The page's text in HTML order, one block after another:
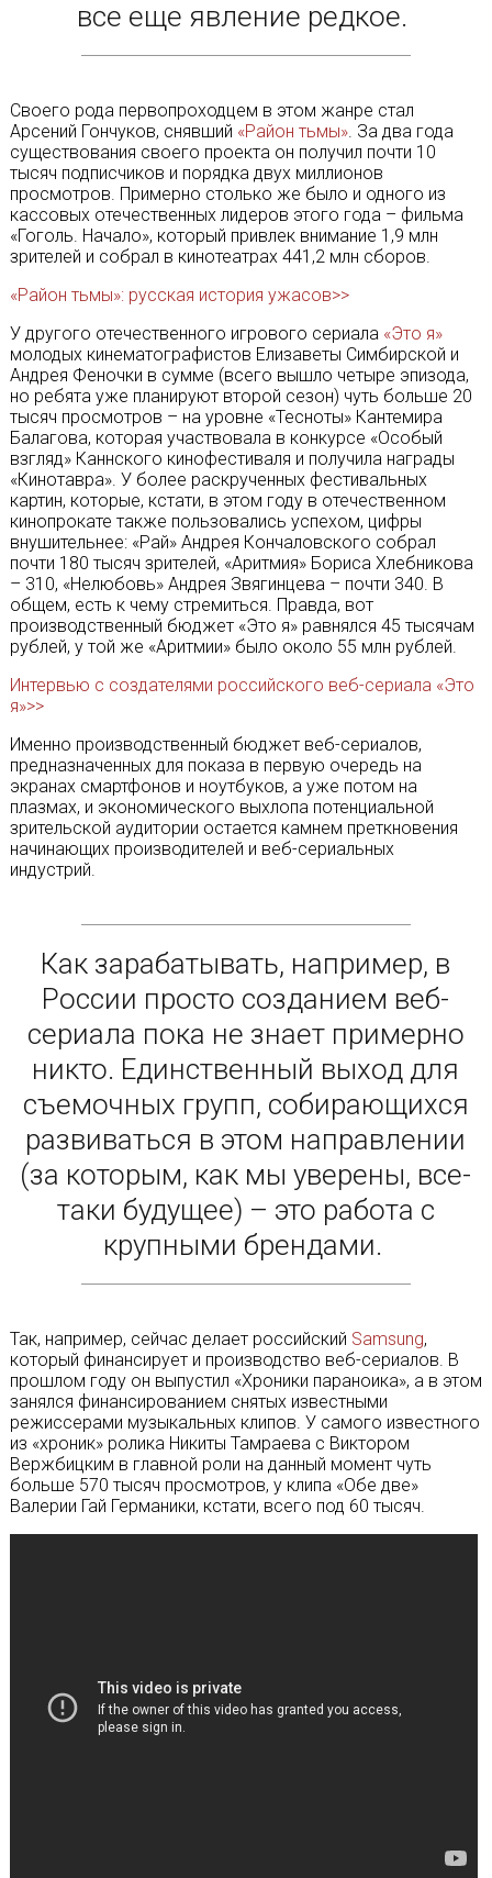
все еще явление редкое.
Своего рода первопроходцем в этом жанре стал
Арсений Гончуков, снявший «Район тьмы». За два года
существования своего проекта он получил почти 10
тысяч подписчиков и порядка двух миллионов
просмотров. Примерно столько же было и одного из
кассовых отечественных лидеров этого года – фильма
«Гоголь. Начало», который привлек внимание 1,9 млн
зрителей и собрал в кинотеатрах 441,2 млн сборов.
«Район тьмы»: русская история ужасов>>
У другого отечественного игрового сериала «Это я»
молодых кинематографистов Елизаветы Симбирской и
Андрея Феночки в сумме (всего вышло четыре эпизода,
но ребята уже планируют второй сезон) чуть больше 20
тысяч просмотров – на уровне «Тесноты» Кантемира
Балагова, которая участвовала в конкурсе «Особый
взгляд» Каннского кинофестиваля и получила награды
«Кинотавра». У более раскрученных фестивальных
картин, которые, кстати, в этом году в отечественном
кинопрокате также пользовались успехом, цифры
внушительнее: «Рай» Андрея Кончаловского собрал
почти 180 тысяч зрителей, «Аритмия» Бориса Хлебникова
– 310, «Нелюбовь» Андрея Звягинцева – почти 340. В
общем, есть к чему стремиться. Правда, вот
производственный бюджет «Это я» равнялся 45 тысячам
рублей, у той же «Аритмии» было около 55 млн рублей.
Интервью с создателями российского веб-сериала «Это
я»>>
Именно производственный бюджет веб-сериалов,
предназначенных для показа в первую очередь на
экранах смартфонов и ноутбуков, а уже потом на
плазмах, и экономического выхлопа потенциальной
зрительской аудитории остается камнем преткновения
начинающих производителей и веб-сериальных
индустрий.
Как зарабатывать, например, в
России просто созданием веб-
сериала пока не знает примерно
никто. Единственный выход для
съемочных групп, собирающихся
развиваться в этом направлении
(за которым, как мы уверены, все-
таки будущее) – это работа с
крупными брендами.
Так, например, сейчас делает российский Samsung,
который финансирует и производство веб-сериалов. В
прошлом году он выпустил «Хроники параноика», а в этом
занялся финансированием снятых известными
режиссерами музыкальных клипов. У самого известного
из «хроник» ролика Никиты Тамраева с Виктором
Вержбицким в главной роли на данный момент чуть
больше 570 тысяч просмотров, у клипа «Обе две»
Валерии Гай Германики, кстати, всего под 60 тысяч.